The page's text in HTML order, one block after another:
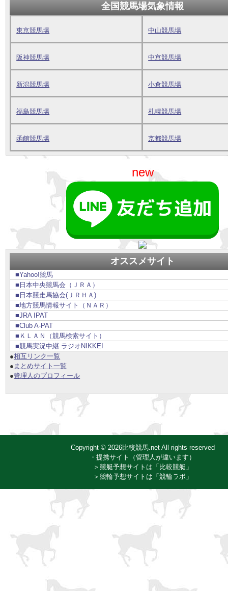
全国競馬場気象情報
東京競馬場 中山競馬場
阪神競馬場 中京競馬場
新潟競馬場 小倉競馬場
福島競馬場 札幌競馬場
函館競馬場 京都競馬場
new
オススメサイト
■Yahoo!競馬
■日本中央競馬会（ＪＲＡ）
■日本競走馬協会(ＪＲＨＡ)
■地方競馬情報サイト（ＮＡＲ）
■JRA IPAT
■Club A-PAT
■ＫＬＡＮ（競馬検索サイト）
■競馬実況中継 ラジオNIKKEI
●相互リンク一覧
● まとめサイト一覧
●管理人のプロフィール
Copyright © 2026比較競馬.net All rights reserved
・提携サイト（管理人が違います）
＞競艇予想サイトは「比較競艇」
＞競輪予想サイトは「競輪ラボ」